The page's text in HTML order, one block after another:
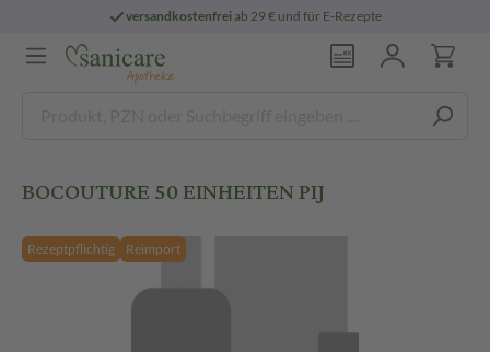
versandkostenfreiab 29 € und für E-Rezepte
BOCOUTURE 50 EINHEITEN PIJ
Rezeptpflichtig Reimport